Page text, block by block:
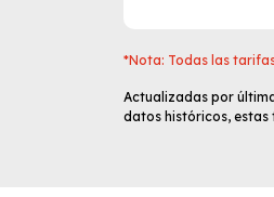
*Nota: Todas las
Actualizadas por
datos históricos, estas